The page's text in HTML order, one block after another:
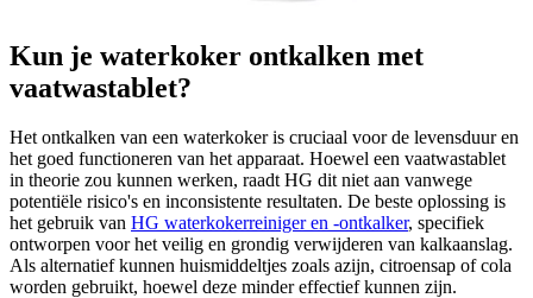
Kun je waterkoker ontkalken met
vaatwastablet?
Het ontkalken van een waterkoker is cruciaal voor de levensduur en
het goed functioneren van het apparaat. Hoewel een vaatwastablet
in theorie zou kunnen werken, raadt HG dit niet aan vanwege
potentiële risico's en inconsistente resultaten. De beste oplossing is
het gebruik van HG waterkokerreiniger en -ontkalker, specifiek
ontworpen voor het veilig en grondig verwijderen van kalkaanslag.
Als alternatief kunnen huismiddeltjes zoals azijn, citroensap of cola
worden gebruikt, hoewel deze minder effectief kunnen zijn.